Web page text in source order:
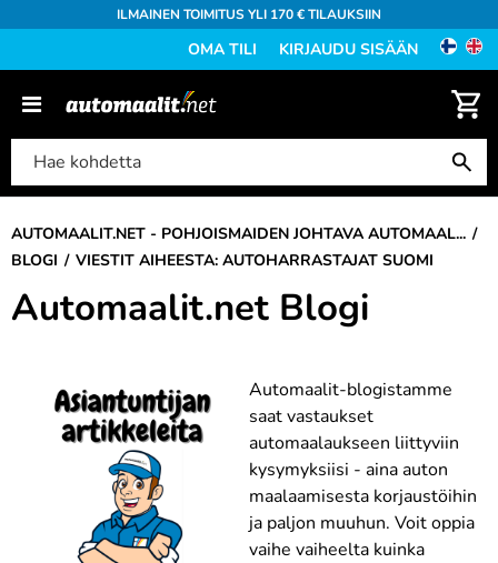
ILMAINEN TOIMITUS YLI 170 € TILAUKSIIN
OMA TILI KIRJAUDU SISÄÄN
AUTOMAALIT.NET - POHJOISMAIDEN JOHTAVA AUTOMAAL...
BLOGI
VIESTIT AIHEESTA: AUTOHARRASTAJAT SUOMI
Automaalit.net Blogi
Automaalit-blogistamme
saat vastaukset
automaalaukseen liittyviin
kysymyksiisi - aina auton
maalaamisesta korjaustöihin
ja paljon muuhun. Voit oppia
vaihe vaiheelta kuinka